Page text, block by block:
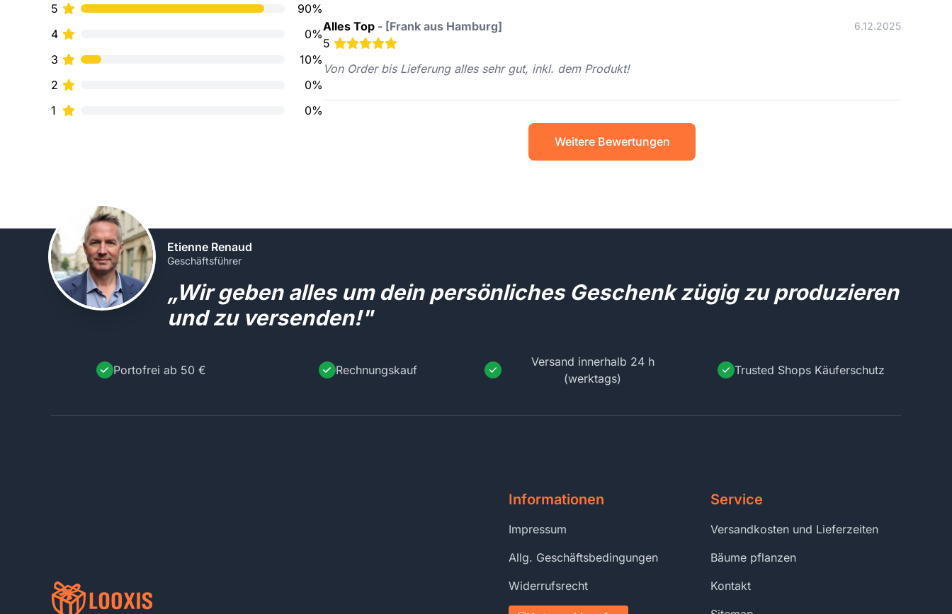
5
90%
4
0%
3
10%
2
0%
1
0%
Alles Top - [Frank aus Hamburg] 6.12.2025
5
Von Order bis Lieferung alles sehr gut, inkl. dem Produkt!
Weitere Bewertungen
Etienne Renaud
Geschäftsführer
„Wir geben alles um dein persönliches Geschenk zügig zu produzieren
und zu versenden!"
Portofrei ab 50 € Rechnungskauf
Versand innerhalb 24 h
(werktags)
Trusted Shops Käuferschutz
Informationen
Impressum
Allg. Geschäftsbedingungen
Widerrufsrecht
Service
Versandkosten und Lieferzeiten
Bäume pflanzen
Kontakt